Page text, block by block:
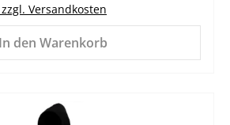
Versandkosten
In den Warenkorb